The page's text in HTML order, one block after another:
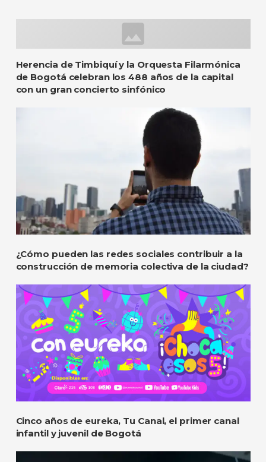
Herencia de Timbiquí y la Orquesta Filarmónica
de Bogotá celebran los 488 años de la capital
con un gran concierto sinfónico
¿Cómo pueden las redes sociales contribuir a la
construcción de memoria colectiva de la ciudad?
Cinco años de eureka, Tu Canal, el primer canal
infantil y juvenil de Bogotá